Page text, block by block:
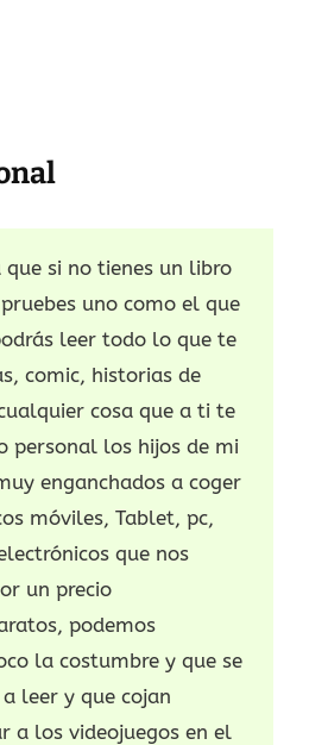
que si no tienes un libro
uno como el que
leer todo lo que te
comic, historias de
cosa que a ti te
personal los hijos de mi
enganchados a coger
móviles, Tablet, pc,
que nos
un precio
podemos
la costumbre y que se
leer y que cojan
a los videojuegos en el